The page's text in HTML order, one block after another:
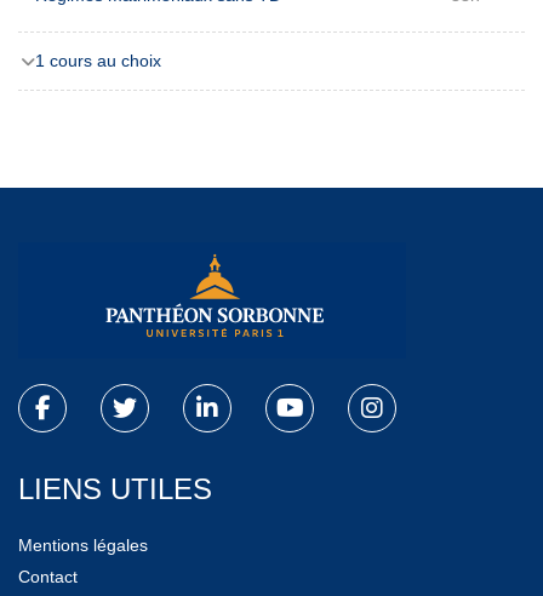
1 cours au choix
LIENS UTILES
Mentions légales
Contact